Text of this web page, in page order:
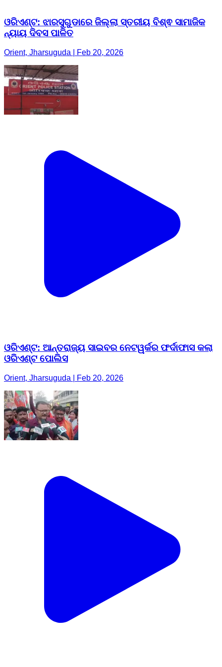
ଓରିଏଣ୍ଟ: ଝାରସୁଗୁଡାରେ ଜିଲ୍ଲା ସ୍ତରୀୟ ବିଶ୍ଵ ସାମାଜିକ
ନ୍ୟାୟ ଦିବସ ପାଳିତ
Orient, Jharsuguda | Feb 20, 2026
ଓରିଏଣ୍ଟ: ଆନ୍ତରାଜ୍ୟ ସାଇବର ନେଟୱର୍କର ଫର୍ଦାଫାସ କଲା
ଓରିଏଣ୍ଟ ପୋଲିସ
Orient, Jharsuguda | Feb 20, 2026